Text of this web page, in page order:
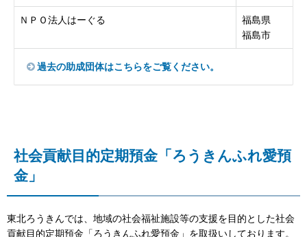
ＮＰＯ法人はーぐる
福島県
福島市
過去の助成団体はこちらをご覧ください。
社会貢献目的定期預金「ろうきんふれ愛預
金」
東北ろうきんでは、地域の社会福祉施設等の支援を目的とした社会
貢献目的定期預金「ろうきんふれ愛預金」を取扱いしております。